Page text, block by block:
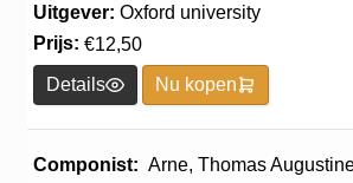
Uitgever: Oxford university
Prijs: €12,50
Details
Nu kopen
Componist: Arne, Thomas